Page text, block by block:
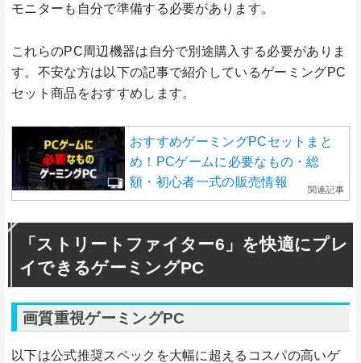
モニターも自分で準備する必要があります。
これらのPC周辺機器は自分で別途購入する必要がありま
す。不安な方は以下の記事で紹介しているゲーミングPC
セット商品をおすすめします。
おすすめゲーミングPCセットまと
め！PCゲームに必要なもの・総
額・初心者一式の販売情報
関連記事
「ストリートファイター6」を快適にプレ
イできるゲーミングPC
画質重視ゲーミングPC
以下は公式推奨スペックを大幅に超えるコスパの高いゲ